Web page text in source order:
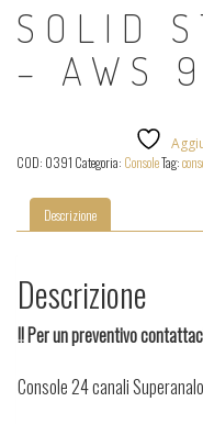
SOLID
– AWS
COD: 0391 Categoria: ConsoleTag:
Descrizione
Descrizione
!! Per un preventivo
Console 24 canali